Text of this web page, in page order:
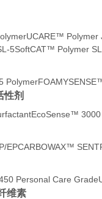
UCARE™ Polymer
5SoftCAT™ Polymer
Polymer
性剂
EcoSense™
EPCARBOWAX™
Personal Care Grade
维素